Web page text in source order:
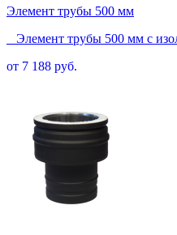
Элемент трубы 500 мм
Элемент трубы 500 мм с
от 7 188 руб.